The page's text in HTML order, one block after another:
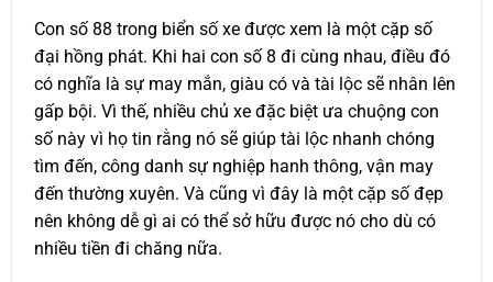
Con số 88 trong biển số xe được xem là một cặp số
đại hồng phát. Khi hai con số 8 đi cùng nhau, điều đó
có nghĩa là sự may mắn, giàu có và tài lộc sẽ nhân lên
gấp bội. Vì thế, nhiều chủ xe đặc biệt ưa chuộng con
số này vì họ tin rằng nó sẽ giúp tài lộc nhanh chóng
tìm đến, công danh sự nghiệp hanh thông, vận may
đến thường xuyên. Và cũng vì đây là một cặp số đẹp
nên không dễ gì ai có thể sở hữu được nó cho dù có
nhiều tiền đi chăng nữa.